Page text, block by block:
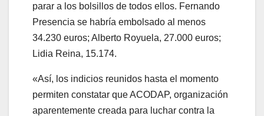
parar a los bolsillos de todos ellos. Fernando
Presencia se habría embolsado al menos
34.230 euros; Alberto Royuela, 27.000 euros;
Lidia Reina, 15.174.
«Así, los indicios reunidos hasta el momento
permiten constatar que ACODAP, organización
aparentemente creada para luchar contra la